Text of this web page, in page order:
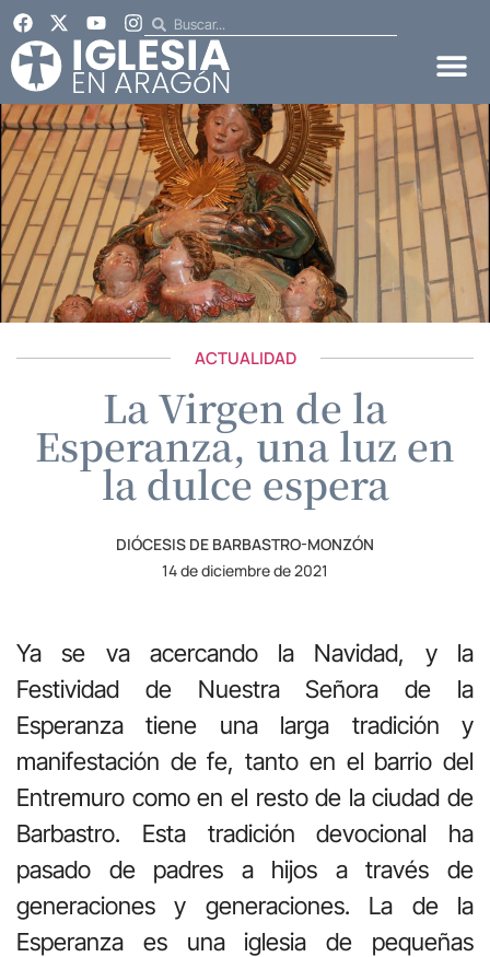
ACTUALIDAD
La Virgen de la
Esperanza, una luz en
la dulce espera
DIÓCESIS DE BARBASTRO-MONZÓN
14 de diciembre de 2021
Ya se va acercando la Navidad, y la
Festividad de Nuestra Señora de la
Esperanza tiene una larga tradición y
manifestación de fe, tanto en el barrio del
Entremuro como en el resto de la ciudad de
Barbastro. Esta tradición devocional ha
pasado de padres a hijos a través de
generaciones y generaciones. La de la
Esperanza es una iglesia de pequeñas